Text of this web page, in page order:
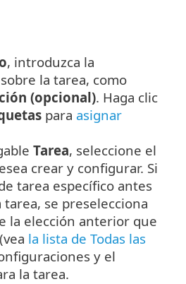
, introduzca la
la tarea, como
(opcional). Haga clic
para asignar
Tarea, seleccione el
crear y configurar. Si
tarea específico antes
se preselecciona
la elección anterior que
(vea la lista de Todas las
y el
la tarea.